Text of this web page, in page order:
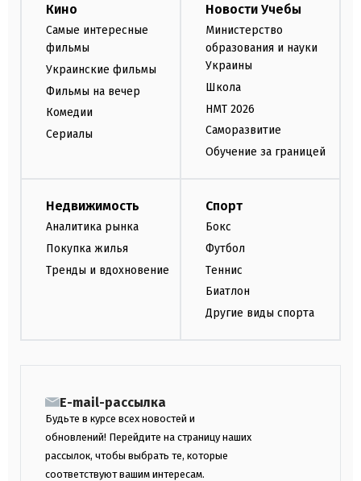
Кино
Самые интересные
фильмы
Украинские фильмы
Фильмы на вечер
Комедии
Сериалы
Новости Учебы
Министерство
образования и науки
Украины
Школа
НМТ 2026
Саморазвитие
Обучение за границей
Недвижимость
Аналитика рынка
Покупка жилья
Тренды и вдохновение
Спорт
Бокс
Футбол
Теннис
Биатлон
Другие виды спорта
E-mail-рассылка
Будьте в курсе всех новостей и
обновлений! Перейдите на страницу наших
рассылок, чтобы выбрать те, которые
соответствуют вашим интересам.